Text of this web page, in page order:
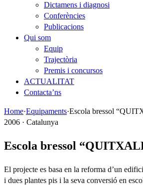
Dictamens i diagnosi
Conferències
Publicacions
Qui som
Equip
Trajectòria
Premis i concursos
ACTUALITAT
Contacta’ns
Home·Equipaments·Escola bressol
2006 · Catalunya
Escola bressol
El projecte es basa en la reforma d’un
i dues plantes pis i la seva conversió en